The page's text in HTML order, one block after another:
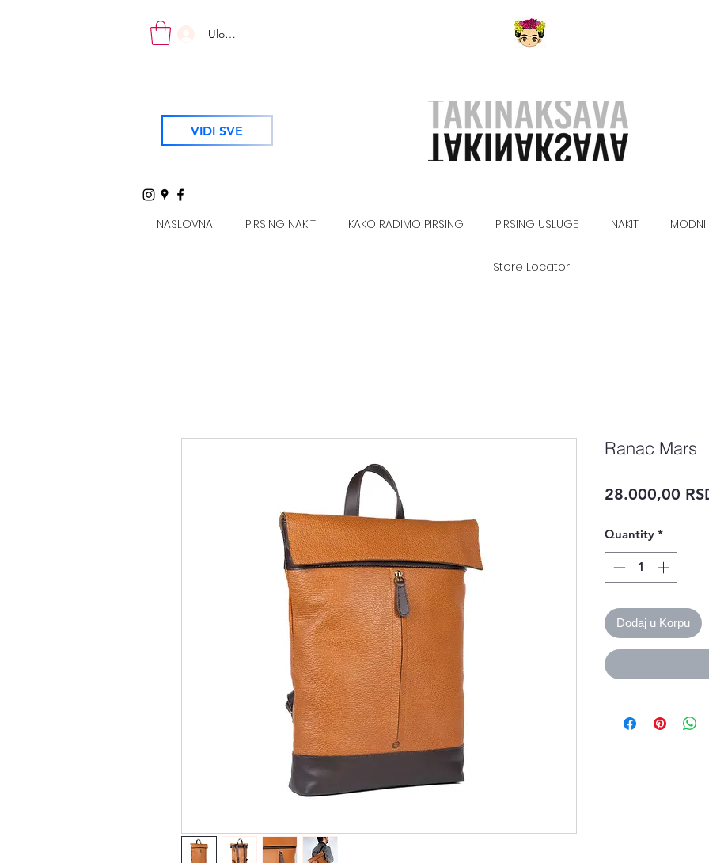
Uloguj se
VIDI SVE
NASLOVNA PIRSING NAKIT KAKO RADIMO PIRSING PIRSING USLUGE NAKIT MODNI
Store Locator
Ranac Mars
28.000,00
Quantity *
Dodaj u Korpu